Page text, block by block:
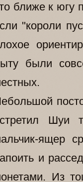
ближе к югу
"короли
были
Шуи
ящер
и
Из